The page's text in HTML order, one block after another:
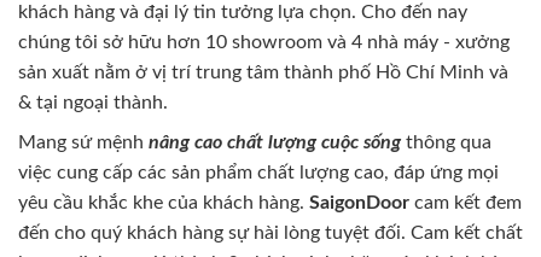
khách hàng và đại lý tin tưởng lựa chọn. Cho đến nay
chúng tôi sở hữu hơn 10 showroom và 4 nhà máy - xưởng
sản xuất nằm ở vị trí trung tâm thành phố Hồ Chí Minh và
& tại ngoại thành.
Mang sứ mệnh nâng cao chất lượng cuộc sốngthông qua
việc cung cấp các sản phẩm chất lượng cao, đáp ứng mọi
yêu cầu khắc khe của khách hàng. SaigonDoor cam kết đem
đến cho quý khách hàng sự hài lòng tuyệt đối. Cam kết chất